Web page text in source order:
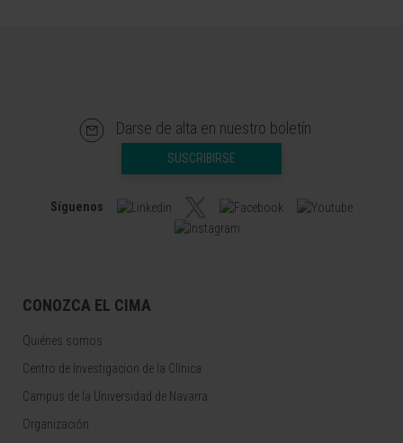
Darse de alta en nuestro boletín
SUSCRIBIRSE
Síguenos
CONOZCA EL CIMA
Quiénes somos
Centro de Investigacion de la Clínica
Campus de la Universidad de Navarra
Organización